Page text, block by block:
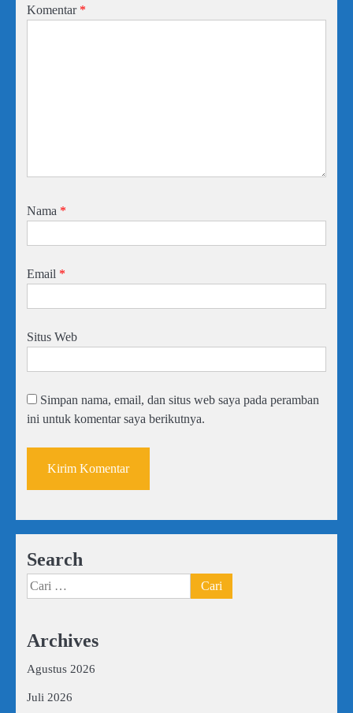
Komentar *
Nama *
Email *
Situs Web
Simpan nama, email, dan situs web saya pada peramban
ini untuk komentar saya berikutnya.
Search
Cari
untuk:
Archives
Agustus 2026
Juli 2026